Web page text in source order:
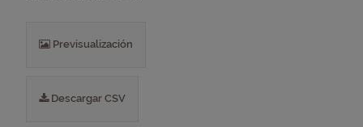
Previsualización
Descargar CSV